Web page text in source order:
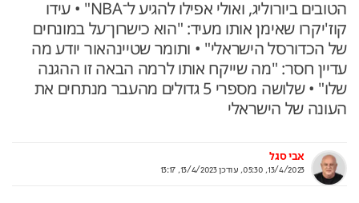
הטובים ביורוליג, ואולי אפילו להגיע ל־NBA" • עידו
קוז'יקרו שאימן אותו מעיד: "הוא כישרון־על במונחים
של הכדורסל הישראלי" • ותומר שטיינהאור יודע מה
עדיין חסר: "מה שייקח אותו לרמה הבאה זו ההגנה
שלו" • שלושה מספרי 5 גדולים מהעבר מנתחים את
העונה של הישראלי
אבי סגל
13/4/2023, 05:30
,עודכן13/4/2023, 13:17